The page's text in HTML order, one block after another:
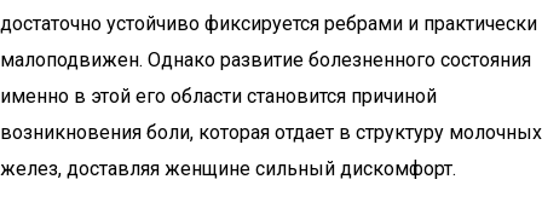
достаточно устойчиво фиксируется ребрами и практически
малоподвижен. Однако развитие болезненного состояния
именно в этой его области становится причиной
возникновения боли, которая отдает в структуру молочных
желез, доставляя женщине сильный дискомфорт.